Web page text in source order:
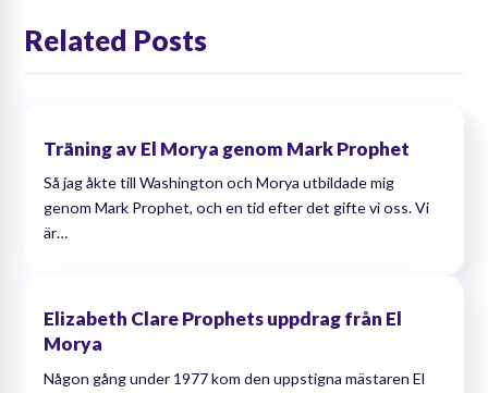
Related Posts
Träning av El Morya genom Mark Prophet
Så jag åkte till Washington och Morya utbildade mig
genom Mark Prophet, och en tid efter det gifte vi oss. Vi
är…
Elizabeth Clare Prophets uppdrag från El
Morya
Någon gång under 1977 kom den uppstigna mästaren El